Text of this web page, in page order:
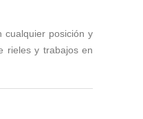
cualquier posición y
rieles y trabajos en